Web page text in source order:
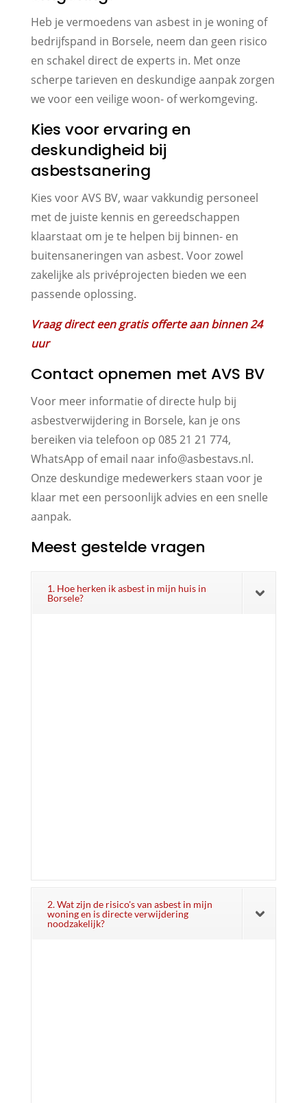
Heb je vermoedens van asbest in je woning of
bedrijfspand in Borsele, neem dan geen risico
en schakel direct de experts in. Met onze
scherpe tarieven en deskundige aanpak zorgen
we voor een veilige woon- of werkomgeving.
Kies voor ervaring en
deskundigheid bij
asbestsanering
Kies voor AVS BV, waar vakkundig personeel
met de juiste kennis en gereedschappen
klaarstaat om je te helpen bij binnen- en
buitensaneringen van asbest. Voor zowel
zakelijke als privéprojecten bieden we een
passende oplossing.
Vraag direct een gratis offerte aan binnen 24
uur
Contact opnemen met AVS BV
Voor meer informatie of directe hulp bij
asbestverwijdering in Borsele, kan je ons
bereiken via telefoon op 085 21 21 774,
WhatsApp of email naar info@asbestavs.nl.
Onze deskundige medewerkers staan voor je
klaar met een persoonlijk advies en een snelle
aanpak.
Meest gestelde vragen
1. Hoe herken ik asbest in mijn huis in
Borsele?
2. Wat zijn de risico's van asbest in mijn
woning en is directe verwijdering
noodzakelijk?